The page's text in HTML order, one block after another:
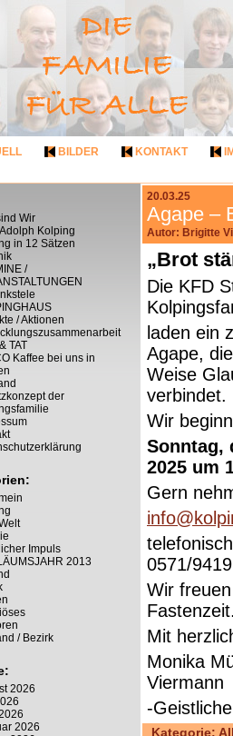
BILDER KONTAKT
Wir
Kolping
in 12 Sätzen
/
/ Aktionen
TAT
Kaffee bei uns in
der
Impuls
2013
/ Bezirk
2026
2026
20.03.25
Agape –
Autor: Brigitte
„Brot
Die KFD
laden ein
Agape,
Weise
verbindet.
Wir
Sonntag,
2025 um
Gern
0571/
Wir
Mit
Monika
Viermann
-
Kategorie: